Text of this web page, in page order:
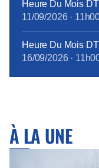
Heure Du Mois
11/09/2026·
Heure Du Mois
16/09/2026·
À LA UNE